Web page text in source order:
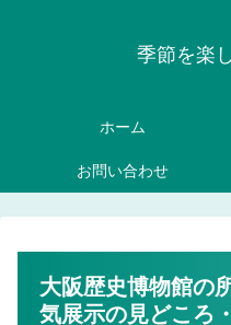
季節を楽
ホーム
お問い合わせ
大阪歴史博物館の
気展示の見どころ